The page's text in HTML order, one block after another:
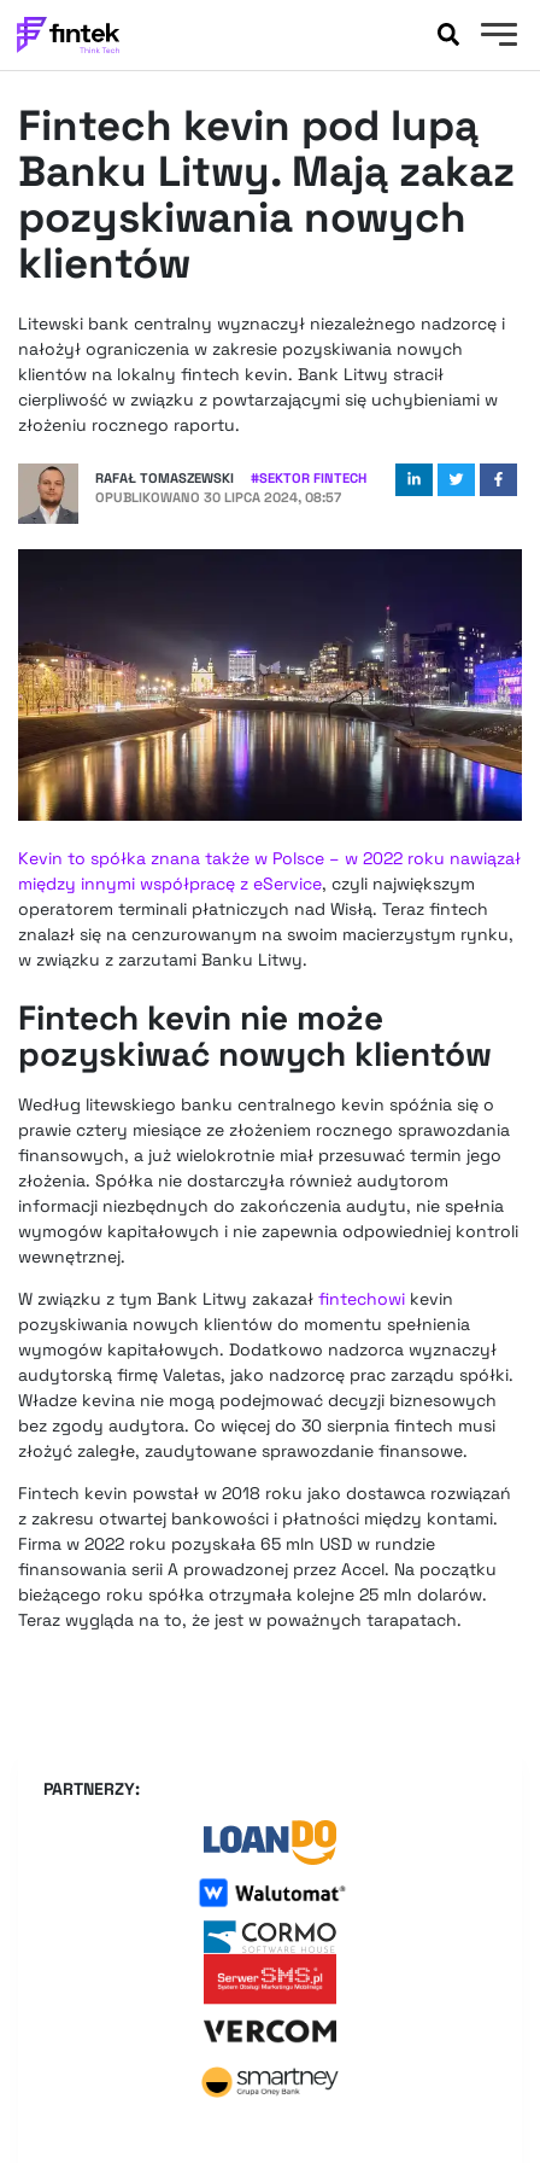
BANKOWOŚĆ
EVENTY
FELIETONY
WYWIADY
LEGAL
FINTEKEXTRA
OKIEM EKSPERTA
Fintech kevin pod lupą
Banku Litwy. Mają zakaz
pozyskiwania nowych
klientów
Litewski bank centralny wyznaczył niezależnego nadzorcę i
nałożył ograniczenia w zakresie pozyskiwania nowych
klientów na lokalny fintech kevin. Bank Litwy stracił
cierpliwość w związku z powtarzającymi się uchybieniami w
złożeniu rocznego raportu.
RAFAŁ TOMASZEWSKI #SEKTOR FINTECH
OPUBLIKOWANO 30 LIPCA 2024, 08:57
Kevin to spółka znana także w Polsce – w 2022 roku nawiązał
między innymi współpracę z eService, czyli największym
operatorem terminali płatniczych nad Wisłą. Teraz fintech
znalazł się na cenzurowanym na swoim macierzystym rynku,
w związku z zarzutami Banku Litwy.
Fintech kevin nie może
pozyskiwać nowych klientów
Według litewskiego banku centralnego kevin spóźnia się o
prawie cztery miesiące ze złożeniem rocznego sprawozdania
finansowych, a już wielokrotnie miał przesuwać termin jego
złożenia. Spółka nie dostarczyła również audytorom
informacji niezbędnych do zakończenia audytu, nie spełnia
wymogów kapitałowych i nie zapewnia odpowiedniej kontroli
wewnętrznej.
W związku z tym Bank Litwy zakazał fintechowi kevin
pozyskiwania nowych klientów do momentu spełnienia
wymogów kapitałowych. Dodatkowo nadzorca wyznaczył
audytorską firmę Valetas, jako nadzorcę prac zarządu spółki.
Władze kevina nie mogą podejmować decyzji biznesowych
bez zgody audytora. Co więcej do 30 sierpnia fintech musi
złożyć zaległe, zaudytowane sprawozdanie finansowe.
Fintech kevin powstał w 2018 roku jako dostawca rozwiązań
z zakresu otwartej bankowości i płatności między kontami.
Firma w 2022 roku pozyskała 65 mln USD w rundzie
finansowania serii A prowadzonej przez Accel. Na początku
bieżącego roku spółka otrzymała kolejne 25 mln dolarów.
Teraz wygląda na to, że jest w poważnych tarapatach.
PARTNERZY: